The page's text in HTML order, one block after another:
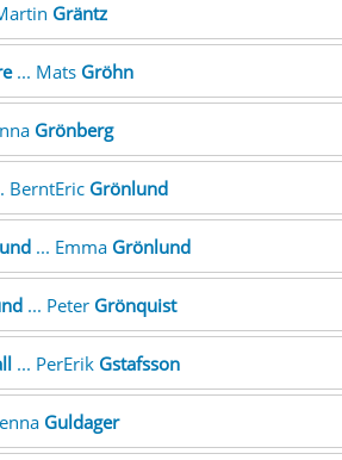
Gräntz
... Mats Gröhn
Grönberg
BerntEric Grönlund
... Emma Grönlund
... Peter Grönquist
... PerErik Gstafsson
Guldager